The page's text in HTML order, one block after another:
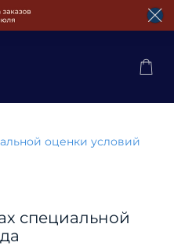
оценки условий
специальной